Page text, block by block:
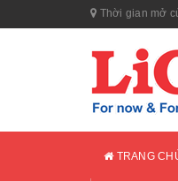
Thời gian mở
TRANG